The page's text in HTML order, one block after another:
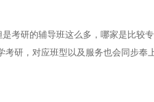
考研的辅导班这么多，哪家是比较
考研，对应班型以及服务也会同步奉